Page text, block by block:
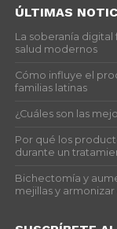
ÚLTIMAS
La soberanía
salud modernos
Cómo influye el
familias latinas
¿Cuáles son las
Por qué los
durante un
Bichectomía y
mejillas y